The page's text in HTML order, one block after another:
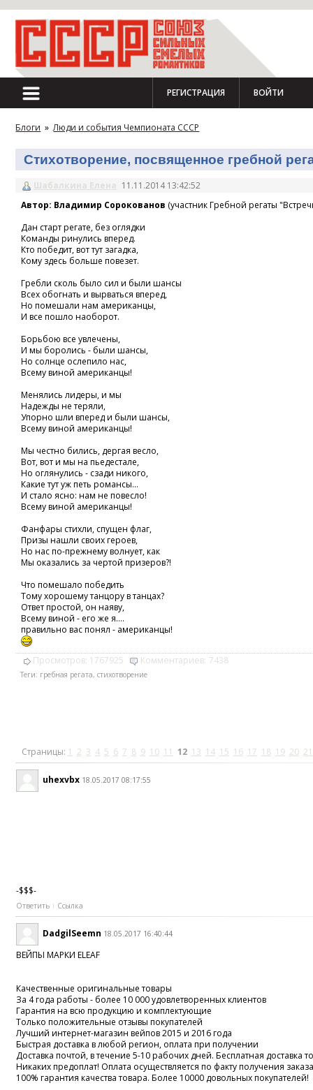
РЕГИСТРАЦИЯ ВОЙТИ
Блоги » Люди и события Чемпионата СССР
Стихотворение, посвященное гребной
Шабалкина Елена 11.11.2014 13:42:52
Автор: Владимир Сорокованов (участник Гребной регаты
Дан старт регате, без оглядки
Команды ринулись вперед.
Кто победит, вот тут загадка,
Кому здесь больше повезет.
Гребли сколь было сил и были шансы
Всех обогнать и вырваться вперед,
Но помешали нам американцы,
И все пошло наоборот.
Борьбою все увлечены,
И мы боролись - были шансы,
Но солнце ослепило нас,
Всему виной американцы!
Менялись лидеры, и мы
Надежды не теряли,
Упорно шли вперед и были шансы,
Всему виной американцы!
Мы честно бились, дергая весло,
Вот, вот и мы на пьедестале,
Но оглянулись - сзади никого,
Какие тут уж петь романсы...
И стало ясно: нам не повесло!
Всему виной американцы!
Фанфары стихли, спущен флаг,
Призы нашли своих героев,
Но нас по-прежнему волнует, как
Мы оказались за чертой призеров?!
Что помешало победить
Тому хорошему танцору в танцах?
Ответ простой, он наяву,
Всему виной - его же я....
правильно вас понял - американцы!
Просмотров: 1767925 Комментариев: 7438
Теги: гребная регата, стихотворение
Страницы: 1 2 3 4 5 6 7 8 9 10 11 12 13 14 15 16 17 18 19 20 21
uhexvbx 18.05.2017 08:17:55
-$$$-
Ответить Ссылка
DadgilSeemn 18.05.2017 16:40:44
ВЕЙПЫ МАРКИ ELEAF
Качественные оригинальные товары
За 4 года работы - более 10 000 удовлетворенных клиентов
Гарантия на всю продукцию и комплектующие
Только положительные отзывы покупателей
Лучший интернет-магазин вейпов 2015 и 2016 года
Быстрая доставка в любой регион, оплата при получении
Доставка почтой, в течение 5-10 рабочих дней. Бесплатная доставка
Никаких предоплат! Оплата осуществляется по факту получения
100% гарантия качества товара. Более 10000 довольных покупателей!